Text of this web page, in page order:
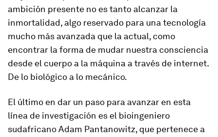
ambición presente no es tanto alcanzar la
inmortalidad, algo reservado para una tecnología
mucho más avanzada que la actual, como
encontrar la forma de mudar nuestra consciencia
desde el cuerpo a la máquina a través de internet.
De lo biológico a lo mecánico.
El último en dar un paso para avanzar en esta
línea de investigación es el bioingeniero
sudafricano Adam Pantanowitz, que pertenece a